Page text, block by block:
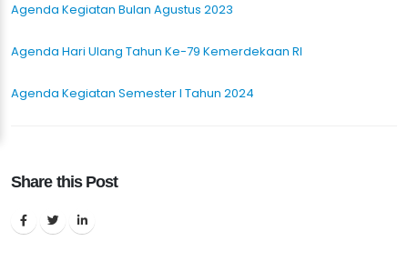
Agenda Kegiatan Bulan Agustus 2023
Agenda Hari Ulang Tahun Ke-79 Kemerdekaan RI
Agenda Kegiatan Semester I Tahun 2024
Share this Post